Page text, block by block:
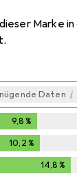
Marke
Daten i
9,8 %
10,2 %
14,8 %